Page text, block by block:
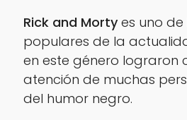
Rick and Mortyes uno de
populares de la
en este género lograron
atención de muchas
del humor negro.